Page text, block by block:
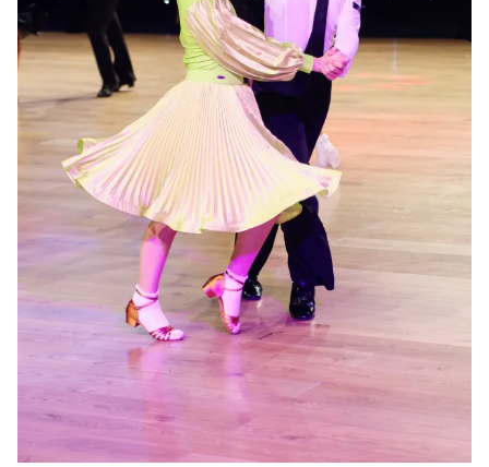
Tổng đài VTV:
024.38 355 931 - 024.38 355 932
Ðiện thoại Thời báo VTV:024.66 897 897
Email:
toasoan@vtv.vn
Liên hệ quảng cáo:024-7300.7108
® Cấm sao chép dưới mọi hình thức nếu không có sự chấp
thuận bằng văn bản. Ghi rõ nguồn VTV.vn khi phát hành lại
thông tin từ website này.